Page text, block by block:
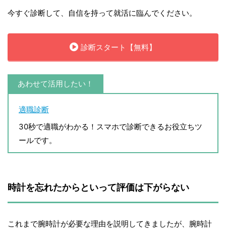
今すぐ診断して、自信を持って就活に臨んでください。
診断スタート【無料】
あわせて活用したい！
適職診断
30秒で適職がわかる！スマホで診断できるお役立ちツ
ールです。
時計を忘れたからといって評価は下がらない
これまで腕時計が必要な理由を説明してきましたが、腕時計